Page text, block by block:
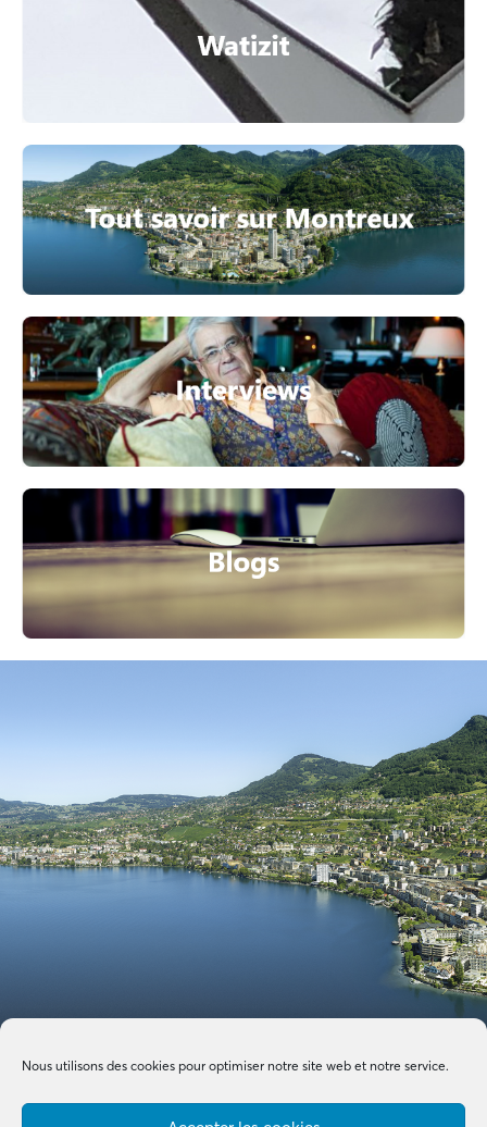
Nous utilisons des cookies pour optimiser notre site web et notre service.